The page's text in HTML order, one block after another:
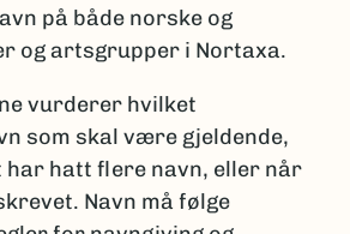
på både norske og
og artsgrupper i Nortaxa.
vurderer hvilket
som skal være gjeldende,
hatt flere navn, eller når
Navn må følge